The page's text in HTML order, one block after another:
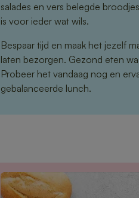
salades en vers belegde
is voor ieder wat wils.
Bespaar tijd en maak het jezelf
laten bezorgen. Gezond eten
Probeer het vandaag nog en
gebalanceerde lunch.